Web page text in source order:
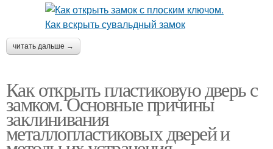
читать дальше →
Как открыть пластиковую дверь с
замком. Основные причины
заклинивания
металлопластиковых дверей и